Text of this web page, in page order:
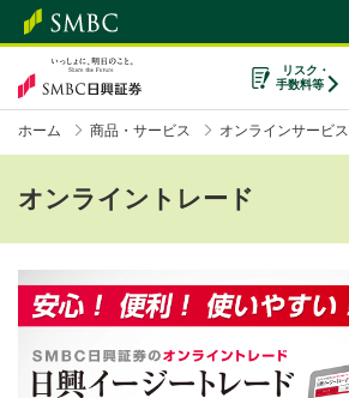
リスク・
手数料等
ホーム 商品・サービス オンラインサービス
オンライントレード